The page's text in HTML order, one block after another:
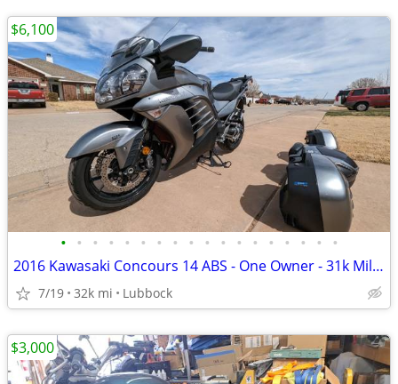
• • • • • • • • • • • • • • • • • •
2016 Kawasaki Concours 14 ABS - One Owner - 31k Miles - Meticulously M
7/19 32k mi Lubbock
$6,100
$3,000